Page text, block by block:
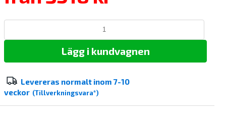
Lägg i kundvagnen
Levereras normalt inom 7-10
veckor (Tillverkningsvara*)